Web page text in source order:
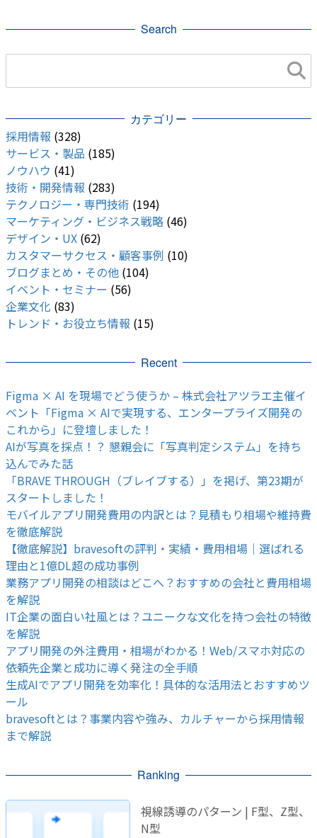
Search
カテゴリー
採用情報 (328)
サービス・製品 (185)
ノウハウ (41)
技術・開発情報 (283)
テクノロジー・専門技術 (194)
マーケティング・ビジネス戦略 (46)
デザイン・UX (62)
カスタマーサクセス・顧客事例 (10)
ブログまとめ・その他 (104)
イベント・セミナー (56)
企業文化 (83)
トレンド・お役立ち情報 (15)
Recent
Figma × AI を現場でどう使うか – 株式会社アツラエ主催イ
ベント「Figma × AIで実現する、エンタープライズ開発の
これから」に登壇しました！
AIが写真を採点！？ 懇親会に「写真判定システム」を持ち
込んでみた話
「BRAVE THROUGH（ブレイブする）」を掲げ、第23期が
スタートしました！
モバイルアプリ開発費用の内訳とは？見積もり相場や維持費
を徹底解説
【徹底解説】bravesoftの評判・実績・費用相場｜選ばれる
理由と1億DL超の成功事例
業務アプリ開発の相談はどこへ？おすすめの会社と費用相場
を解説
IT企業の面白い社風とは？ユニークな文化を持つ会社の特徴
を解説
アプリ開発の外注費用・相場がわかる！Web/スマホ対応の
依頼先企業と成功に導く発注の全手順
生成AIでアプリ開発を効率化！具体的な活用法とおすすめツ
ール
bravesoftとは？事業内容や強み、カルチャーから採用情報
まで解説
Ranking
視線誘導のパターン | F型、Z型、
N型